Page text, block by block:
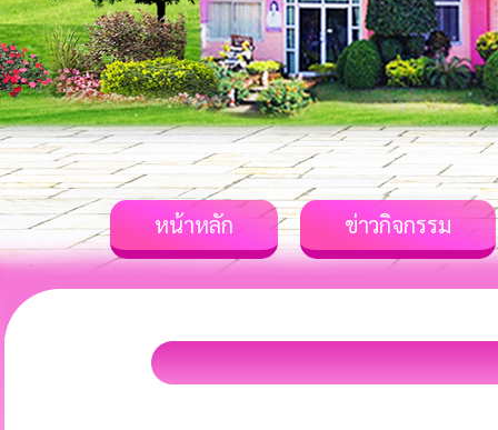
หน้าหลัก ข่าวกิจกรรม